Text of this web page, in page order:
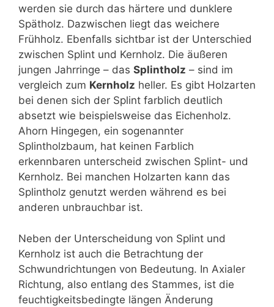
werden sie durch das härtere und dunklere
Spätholz. Dazwischen liegt das weichere
Frühholz. Ebenfalls sichtbar ist der Unterschied
zwischen Splint und Kernholz. Die äußeren
jungen Jahrringe – das Splintholz – sind im
vergleich zum Kernholz heller. Es gibt Holzarten
bei denen sich der Splint farblich deutlich
absetzt wie beispielsweise das Eichenholz.
Ahorn Hingegen, ein sogenannter
Splintholzbaum, hat keinen Farblich
erkennbaren unterscheid zwischen Splint- und
Kernholz. Bei manchen Holzarten kann das
Splintholz genutzt werden während es bei
anderen unbrauchbar ist.
Neben der Unterscheidung von Splint und
Kernholz ist auch die Betrachtung der
Schwundrichtungen von Bedeutung. In Axialer
Richtung, also entlang des Stammes, ist die
feuchtigkeitsbedingte längen Änderung